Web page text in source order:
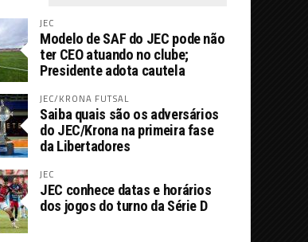
JEC
Modelo de SAF do JEC pode não
ter CEO atuando no clube;
Presidente adota cautela
JEC/KRONA FUTSAL
Saiba quais são os adversários
do JEC/Krona na primeira fase
da Libertadores
JEC
JEC conhece datas e horários
dos jogos do turno da Série D